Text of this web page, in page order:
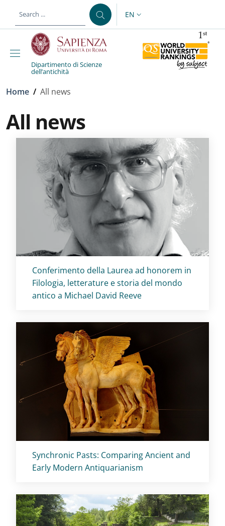
LANGUAGE SWITCHER:
EN
Dipartimento di Scienze
dell’antichità
Breadcrumb
Home / All news
All news
Titolo card:
Conferimento della Laurea ad honorem in
Filologia, letterature e storia del mondo
antico a Michael David Reeve
Titolo card :
Synchronic Pasts: Comparing Ancient and
Early Modern Antiquarianism